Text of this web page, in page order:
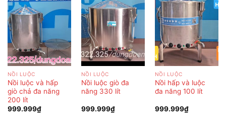
NỒI LUỘC
Nồi luộc và hấp
giò chả đa năng
200 lít
999.999₫
NỒI LUỘC
Nồi luộc giò đa
năng 330 lít
999.999₫
NỒI LUỘC
Nồi hấp và luộc
đa năng 100 lít
999.999₫